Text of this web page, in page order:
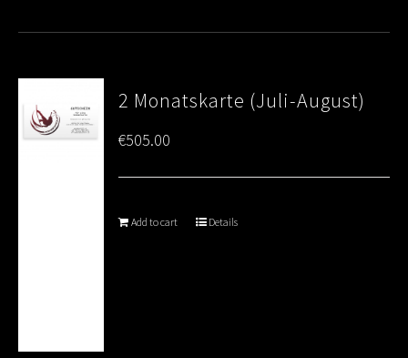
2 Monatskarte (Juli-August)
€505.00
Add to cart Details